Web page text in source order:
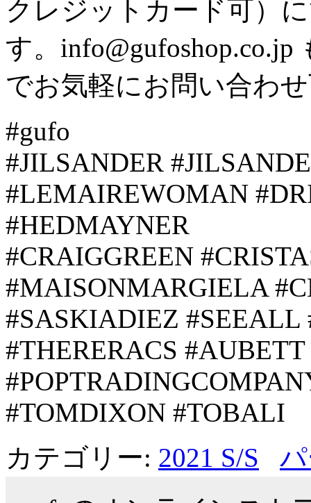
クレジットカード可）
す。info@gufoshop.co.jp
でお気軽にお問い合わ
#gufo
#JILSANDER
#LEMAIREWOMAN
#HEDMAYNER
#CRAIGGREEN
#MAISONMARGIELA
#SASKIADIEZ
#THERERACS
#TOMDIXON #TOBALI
カテゴリー: 2021 S/S